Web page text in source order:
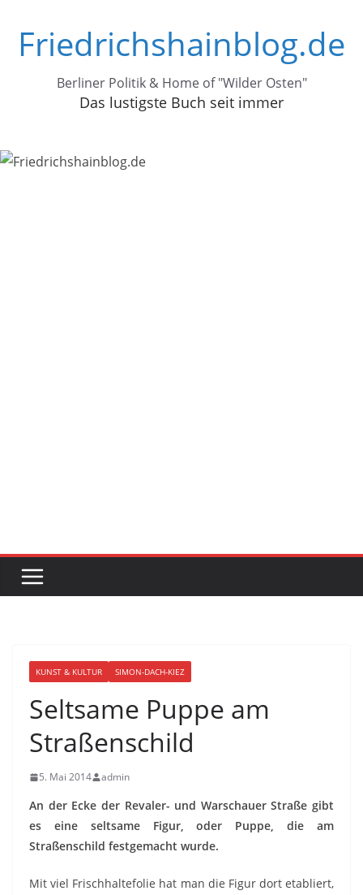
Inhalt
springen
Friedrichshainblog.de
Berliner Politik & Home of "Wilder Osten"
Das lustigste Buch seit immer
KUNST & KULTUR SIMON-DACH-KIEZ
Seltsame Puppe am
Straßenschild
5. Mai 2014 admin
An der Ecke der Revaler- und Warschauer Straße gibt
es eine seltsame Figur, oder Puppe, die am
Straßenschild festgemacht wurde.
Mit viel Frischhaltefolie hat man die Figur dort etabliert,